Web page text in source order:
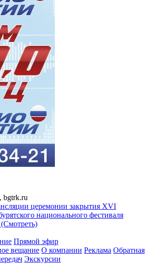
bgtrk.ru
церемонии закрытия XVI
национального фестиваля
Прямой эфир
вещание О компании Реклама Обратная
Экскурсии